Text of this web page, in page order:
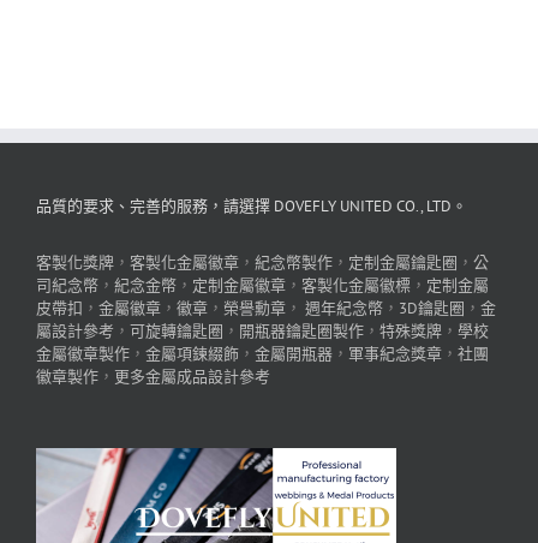
品質的要求、完善的服務，請選擇 DOVEFLY UNITED CO., LTD。
客製化獎牌 ， 客製化金屬徽章 ， 紀念幣製作 ， 定制金屬鑰匙圈 ， 公
司紀念幣 ， 紀念金幣 ， 定制金屬徽章 ， 客製化金屬徽標 ， 定制金屬
皮帶扣 ， 金屬徽章 ， 徽章 ， 榮譽勳章 ， 週年紀念幣 ， 3D鑰匙圈 ， 金
屬設計參考 ， 可旋轉鑰匙圈 ， 開瓶器鑰匙圈製作 ， 特殊獎牌 ， 學校
金屬徽章製作 ， 金屬項鍊綴飾 ， 金屬開瓶器 ， 軍事紀念獎章 ， 社團
徽章製作 ， 更多金屬成品設計參考